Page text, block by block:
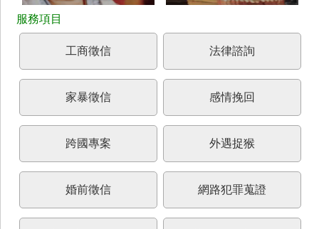
工商徵信 法律諮詢
家暴徵信 感情挽回
跨國專案 外遇捉猴
婚前徵信 網路犯罪蒐證